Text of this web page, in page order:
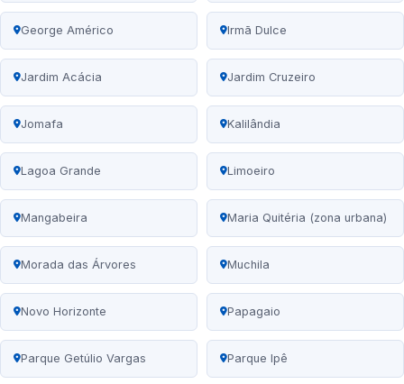
George Américo Irmã Dulce
Jardim Acácia Jardim Cruzeiro
Jomafa Kalilândia
Lagoa Grande Limoeiro
Mangabeira Maria Quitéria (zona urbana)
Morada das Árvores Muchila
Novo Horizonte Papagaio
Parque Getúlio Vargas Parque Ipê